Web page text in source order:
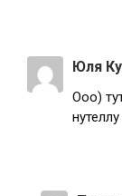
Юля
Ооо)